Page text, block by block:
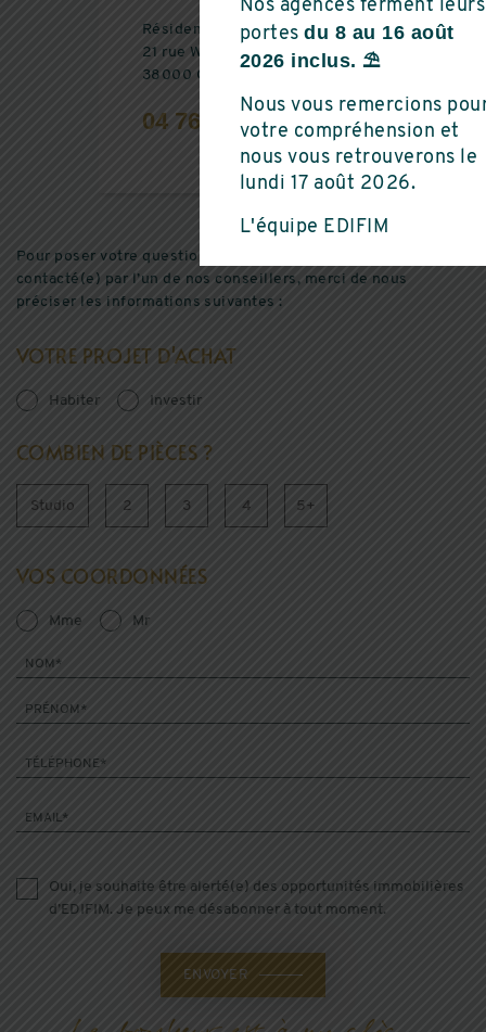
Résidence Ginkgo
21 rue Winston Churchill
38000 GRENOBLE
04 76 17 13 55
Pour poser votre question sur cette résidence et être
contacté(e) par l’un de nos conseillers, merci de nous
préciser les informations suivantes :
VOTRE PROJET D'ACHAT
Habiter Investir
COMBIEN DE PIÈCES ?
Studio 2 3 4 5+
VOS COORDONNÉES
Mme Mr
NOM*
PRÉNOM*
TÉLÉPHONE*
EMAIL*
Oui, je souhaite être alerté(e) des opportunités immobilières
d’EDIFIM. Je peux me désabonner à tout moment.
ENVOYER
Nos agences ferment leurs
portesdu 8 au 16 août
2026 inclus. ⛱️
Nous vous remercions
votre compréhension et
nous vous retrouverons le
lundi 17 août 2026.
L'équipe EDIFIM